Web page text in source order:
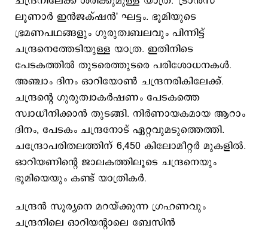
ലൂണാർ ഇൻജക്‌ഷൻ' ഘട്ടം. ഭൂമിയുടെ
ഭ്രമണപഥങ്ങളും ഗുരുത്വബലവും പിന്നിട്ട്
ചന്ദ്രനെത്തേടിയുള്ള യാത്ര. ഇതിനിടെ
പേടകത്തിൽ തുടരെത്തുടരെ പരിശോധനകൾ.
അഞ്ചാം ദിനം ഓറിയോണ്‍ ചന്ദ്രനരികിലേക്ക്.
ചന്ദ്രന്റെ ഗുരുത്വാകർഷണം പേടകത്തെ
സ്വാധീനിക്കാൻ തുടങ്ങി. നിര്‍ണായകമായ ആറാം
ദിനം, പേടകം ചന്ദ്രനോട് ഏറ്റവുമടുത്തെത്തി.
ചന്ദ്രോപരിതലത്തിന് 6,450 കിലോമീറ്റർ മുകളിൽ.
ഓറിയണിന്റെ ജാലകത്തിലൂടെ ചന്ദ്രനെയും
ഭൂമിയെയും കണ്ട് യാത്രികർ.
ചന്ദ്രൻ സൂര്യനെ മറയ്ക്കുന്ന ഗ്രഹണവും
ചന്ദ്രനിലെ ഓറിയന്റാലെ ബേസിൻ